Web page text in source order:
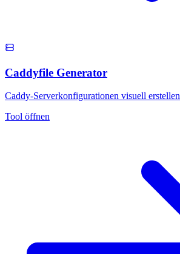
Caddyfile Generator
Caddy-Serverkonfigurationen visuell erstellen
Tool öffnen